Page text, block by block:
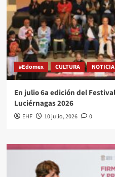
#Edomex CULTURA
En julio 6a edición del
Luciérnagas 2026
EHF 10 julio, 2026 0